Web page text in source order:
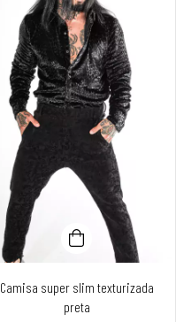
Camisa super slim texturizada
preta